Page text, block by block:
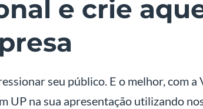
e crie
seu público. E o melhor, com a
UP na sua apresentação utilizando